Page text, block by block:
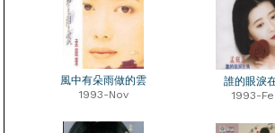
風中有朵雨做的雲
1993-Nov
誰的眼淚
1993-